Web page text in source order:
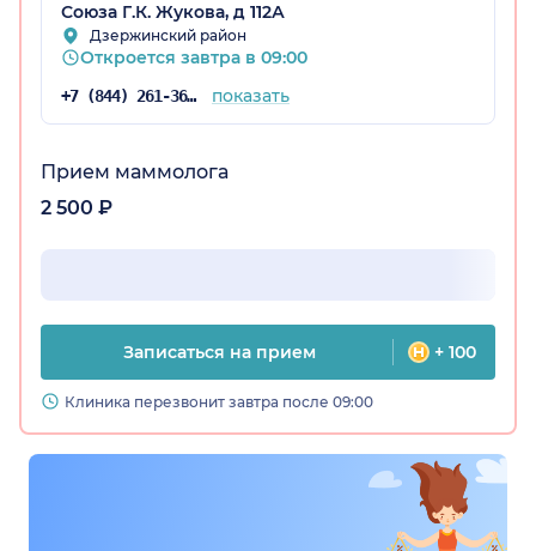
Союза Г.К. Жукова, д 112А
Дзержинский район
Откроется завтра в 09:00
+7 (844) 261-36-72 показать
Прием маммолога
2 500 ₽
Записаться на прием + 100
Клиника перезвонит завтра после 09:00